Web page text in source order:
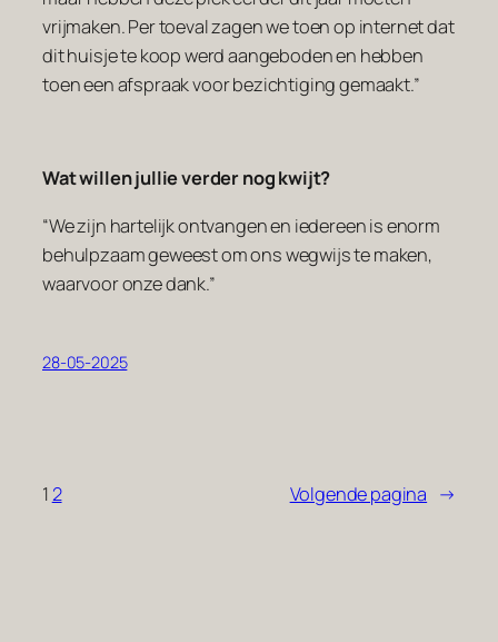
vrijmaken. Per toeval zagen we toen op internet dat
dit huisje te koop werd aangeboden en hebben
toen een afspraak voor bezichtiging gemaakt.”
Wat willen jullie verder nog kwijt?
“We zijn hartelijk ontvangen en iedereen is enorm
behulpzaam geweest om ons wegwijs te maken,
waarvoor onze dank.”
28-05-2025
12 Volgende pagina →